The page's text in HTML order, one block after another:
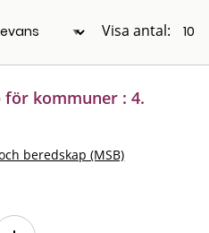
Visa antal:
för kommuner : 4.
beredskap (MSB)